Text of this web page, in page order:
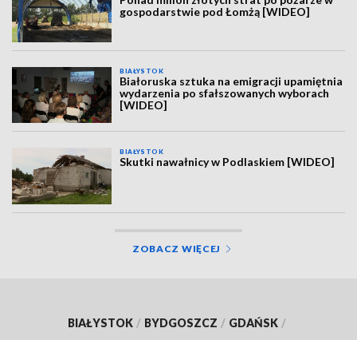
gospodarstwie pod Łomżą [WIDEO]
BIAŁYSTOK
Białoruska sztuka na emigracji upamiętnia
wydarzenia po sfałszowanych wyborach
[WIDEO]
BIAŁYSTOK
Skutki nawałnicy w Podlaskiem [WIDEO]
ZOBACZ WIĘCEJ
BIAŁYSTOK / BYDGOSZCZ / GDAŃSK /